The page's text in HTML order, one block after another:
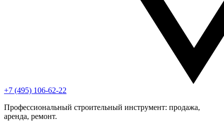
+7 (495) 106-62-22
Профессиональный строительный инструмент: продажа,
аренда, ремонт.